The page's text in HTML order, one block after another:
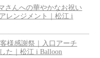
さんへの華やかなお祝い
レンジメント｜松江 i
様感謝祭｜入口アーチ
た｜松江 i Balloon